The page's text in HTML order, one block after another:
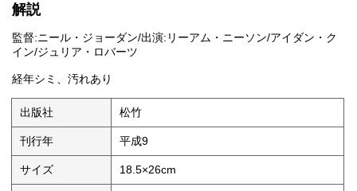
解説
監督:ニール・ジョーダン/出演:リーアム・ニーソン/アイダン・ク
イン/ジュリア・ロバーツ
経年シミ、汚れあり
出版社 松竹
刊行年 平成9
サイズ 18.5×26cm